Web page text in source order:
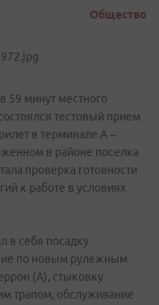
Общество
59 минут местного
тестовый прием
в терминале А –
в районе поселка
проверка готовности
к работе в условиях
в себя посадку
по новым рулежным
(А), стыковку
трапом, обслуживание